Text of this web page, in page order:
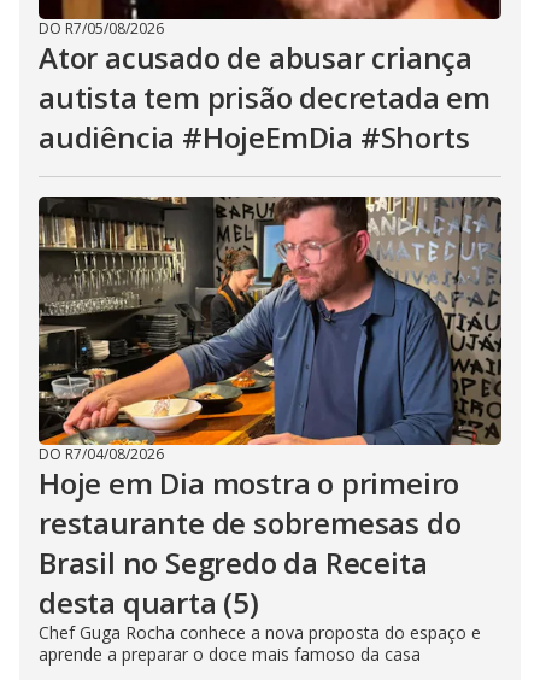
DO R7/05/08/2026
Ator acusado de abusar criança
autista tem prisão decretada em
audiência #HojeEmDia #Shorts
DO R7/04/08/2026
Hoje em Dia mostra o primeiro
restaurante de sobremesas do
Brasil no Segredo da Receita
desta quarta (5)
Chef Guga Rocha conhece a nova proposta do espaço e
aprende a preparar o doce mais famoso da casa